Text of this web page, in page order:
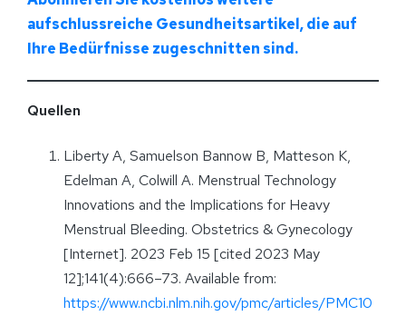
aufschlussreiche Gesundheitsartikel, die auf
Ihre Bedürfnisse zugeschnitten sind.
Quellen
Liberty A, Samuelson Bannow B, Matteson K,
Edelman A, Colwill A. Menstrual Technology
Innovations and the Implications for Heavy
Menstrual Bleeding. Obstetrics & Gynecology
[Internet]. 2023 Feb 15 [cited 2023 May
12];141(4):666–73. Available from:
https://www.ncbi.nlm.nih.gov/pmc/articles/PMC10